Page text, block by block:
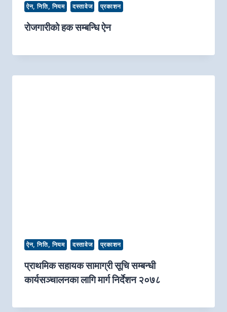
ऐन, निति, नियम दस्तावेज प्रकाशन
रोजगारीको हक सम्बन्धि ऐन
ऐन, निति, नियम दस्तावेज प्रकाशन
प्राथमिक सहायक सामाग्री सूचि सम्बन्धी
कार्यसञ्चालनका लागि मार्ग निर्देशन २०७८